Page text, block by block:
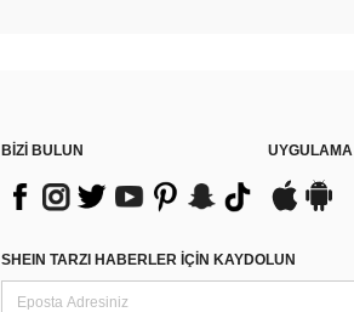
BİZİ BULUN UYGULAMA
SHEIN TARZI HABERLER IÇIN KAYDOLUN